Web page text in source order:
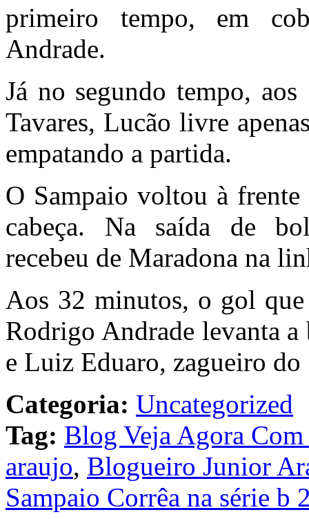
primeiro tempo, em
Andrade.
Já no segundo tempo,
Tavares, Lucão livre
empatando a partida.
O Sampaio voltou à
cabeça. Na saída de
recebeu de Maradona na
Aos 32 minutos, o gol
Rodrigo Andrade levanta a
e Luiz Eduaro, zagueiro do
Categoria: Uncategorized
Tag: Blog Veja Agora
araujo, Blogueiro Junior
Sampaio Corrêa na série b